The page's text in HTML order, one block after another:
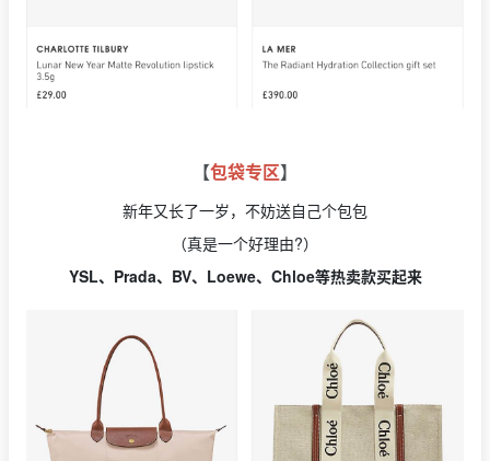
【包袋专区】
新年又长了一岁，不妨送自己个包包
（真是一个好理由?）
YSL、Prada、BV、Loewe、Chloe等热卖款买起来